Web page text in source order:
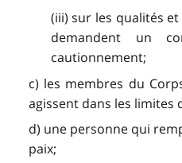
(iii) sur les qualités
demandent un
cautionnement;
c) les membres du
agissent dans les limites
d) une personne qui
paix;